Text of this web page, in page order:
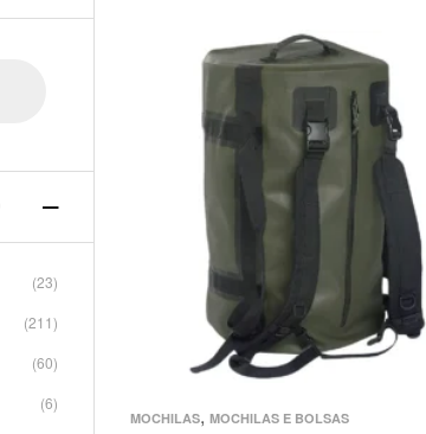
MOCHILAS, MOCHILAS E BOLSAS
(23)
(211)
(60)
(6)